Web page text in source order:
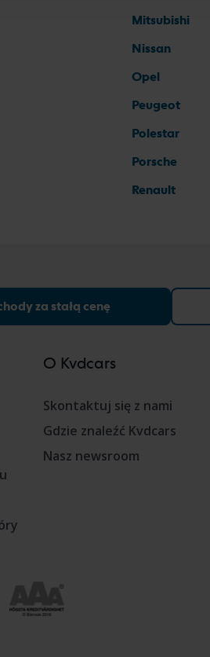
Mitsubishi
Nissan
Opel
Peugeot
Polestar
Porsche
Renault
za stałą cenę
O Kvdcars
Skontaktuj się z nami
Gdzie znaleźć Kvdcars
Nasz newsroom